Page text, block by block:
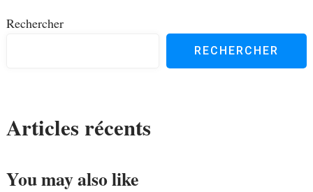
Rechercher
RECHERCHER
Articles récents
You may also like